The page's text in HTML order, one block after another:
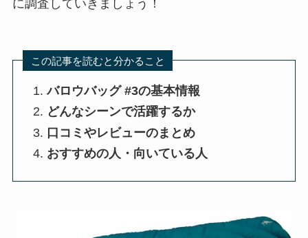
に調査していきましょう！
この記事を読むと分かること
バロウバッグ #3の基本情報
どんなシーンで活躍するか
口コミやレビューのまとめ
おすすめの人・向いている人